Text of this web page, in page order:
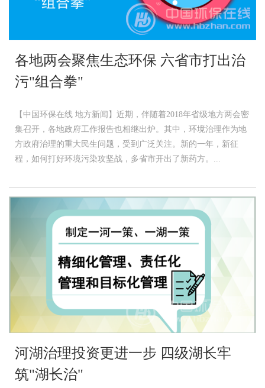
各地两会聚焦生态环保 六省市打出治
污"组合拳"
【中国环保在线 地方新闻】近期，伴随着2018年省级地方两会密
集召开，各地政府工作报告也相继出炉。其中，环境治理作为地
方政府治理的重大民生问题，受到广泛关注。新的一年，新征
程，如何打好环境污染攻坚战，多省市开出了新药方。...
河湖治理投资更进一步 四级湖长牢
筑"湖长治"